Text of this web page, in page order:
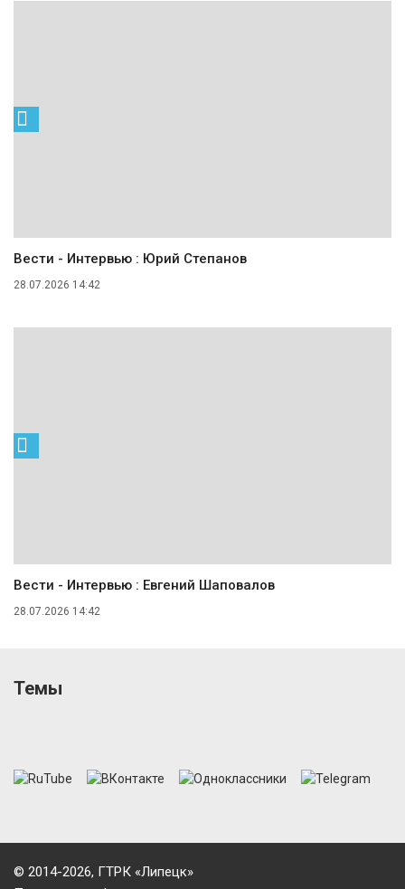
Вести - Интервью : Юрий Степанов
28.07.2026 14:42
Вести - Интервью : Евгений Шаповалов
28.07.2026 14:42
Темы
© 2014-2026, ГТРК «Липецк»